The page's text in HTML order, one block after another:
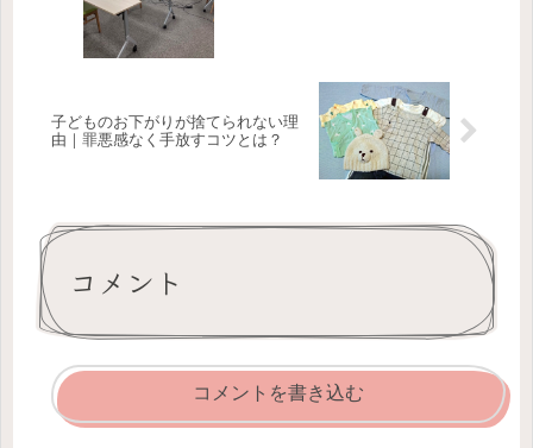
子どものお下がりが捨てられない理
由｜罪悪感なく手放すコツとは？
コメント
コメントを書き込む